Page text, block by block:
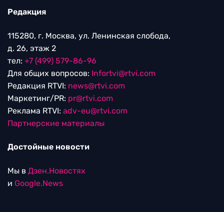
Редакция
115280, г. Москва, ул. Ленинская слобода,
д. 26, этаж 2
тел: +7 (499) 579-86-96
Для общих вопросов: Infortvi@rtvi.com
Редакция RTVI: news@rtvi.com
Маркетинг/PR: pr@rtvi.com
Реклама RTVI: adv-eu@rtvi.com
Партнерские материалы
Достойные новости
Мы в Дзен.Новостях
и Google.News